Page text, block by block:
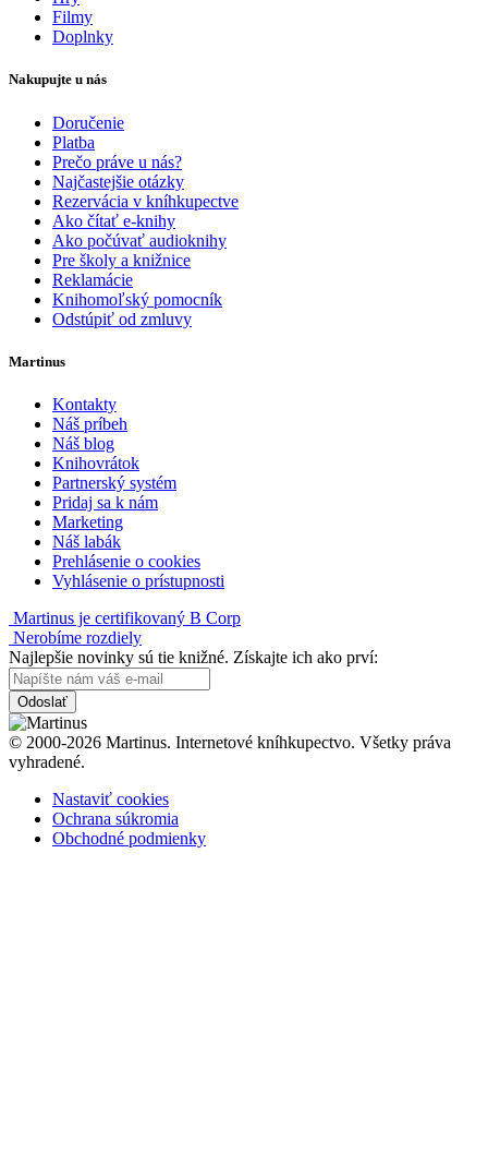
Filmy
Doplnky
Nakupujte u nás
Doručenie
Platba
Prečo práve u nás?
Najčastejšie otázky
Rezervácia v kníhkupectve
Ako čítať e-knihy
Ako počúvať audioknihy
Pre školy a knižnice
Reklamácie
Knihomoľský pomocník
Odstúpiť od zmluvy
Martinus
Kontakty
Náš príbeh
Náš blog
Knihovrátok
Partnerský systém
Pridaj sa k nám
Marketing
Náš labák
Prehlásenie o cookies
Vyhlásenie o prístupnosti
Martinus je certifikovaný B Corp
Nerobíme rozdiely
Najlepšie novinky sú tie knižné. Získajte ich ako prví:
Odoslať
© 2000-2026 Martinus. Internetové kníhkupectvo. Všetky práva
vyhradené.
Nastaviť cookies
Ochrana súkromia
Obchodné podmienky